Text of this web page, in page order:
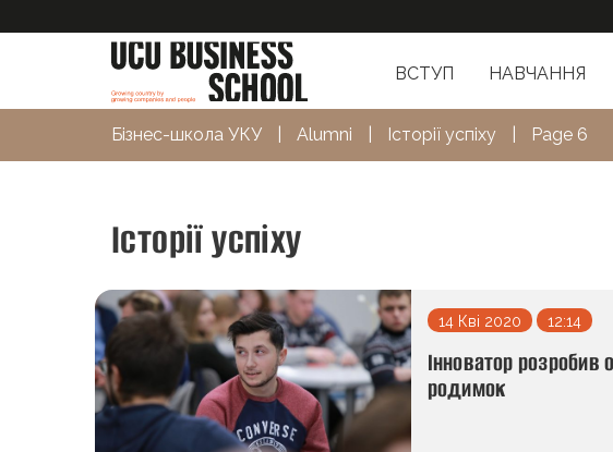
ВСТУП НАВЧАННЯ
Бізнес-школа УКУ Alumni Історії успіху Page 6
Історії успіху
14 Кві 2020 12:14
Інноватор
родимок